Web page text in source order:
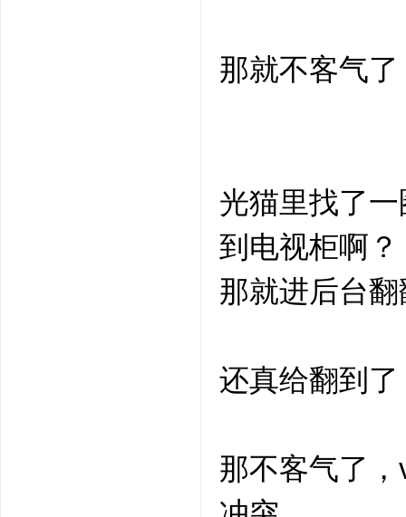
那就不客气
光猫里找了
到电视柜啊？
那就进后台
还真给翻到了
那不客气了